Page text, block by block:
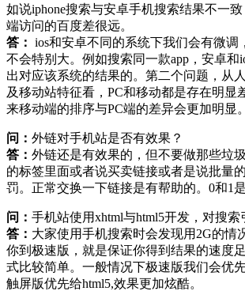
如说iphone搜索与安卓手机搜索结果不一
端访问的百度差很远。
答： ios和安卓不同的系统下我们会有微调
不会特别大。例如搜索同一款app，安卓和
出对应该系统的结果的。第二个问题，从
及移动站特征看，PC和移动都是存在明显
来移动端的排序与PC端的差异会更加明显。
问： 外链对手机站是否有效果？
答： 外链还是有效果的，但不要做那些垃
的标签里面或者说买卖链接或者是说批量
罚。正常交换一下链接是有帮助的。0和1
问： 手机站使用xhtml与html5开发，对搜索
答： 大家使用手机搜索时会发现用2G的情
你到极速版，就是保证你得到结果的速度
式比较简单。一般情况下极速版我们会优
触屏版优先给html5,效果更加炫酷。